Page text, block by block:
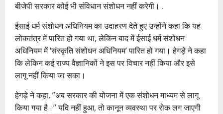
बीजेपी सरकार कोई भी संविधान संशोधन नहीं करेगी। .
ईसाई धर्म संशोधन अधिनियम का उदाहरण देते हुए उन्होंने कहा कि यह
लोकतंत्र में पारित हो गया था, लेकिन बाद में ईसाई धर्म संशोधन
अधिनियम में ‘संस्कृति संशोधन अधिनियम’ पारित हो गया। हेगड़े ने कहा
कि लेकिन कई राज्य वैज्ञानिकों ने इस पर विचार नहीं किया और इसे
लागू नहीं किया जा सका।
हेगड़े ने कहा, ”अब सरकार की योजना में एक संशोधन माध्यम से लागू
किया गया है।” यदि नहीं हुआ, तो कानून व्यवस्था पर रोक लग जाएगी